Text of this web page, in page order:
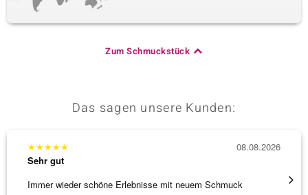
Zum Schmuckstück
Das sagen unsere Kunden:
★★★★★
Sehr gut
Immer wieder schöne Erlebnisse mit neuem Schmuck
08.08.2026